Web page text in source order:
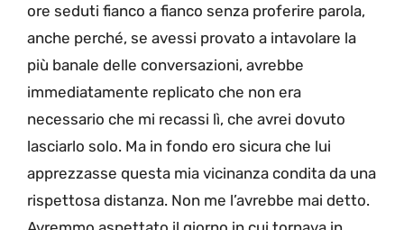
ore seduti fianco a fianco senza proferire parola,
anche perché, se avessi provato a intavolare la
più banale delle conversazioni, avrebbe
immediatamente replicato che non era
necessario che mi recassi lì, che avrei dovuto
lasciarlo solo. Ma in fondo ero sicura che lui
apprezzasse questa mia vicinanza condita da una
rispettosa distanza. Non me l’avrebbe mai detto.